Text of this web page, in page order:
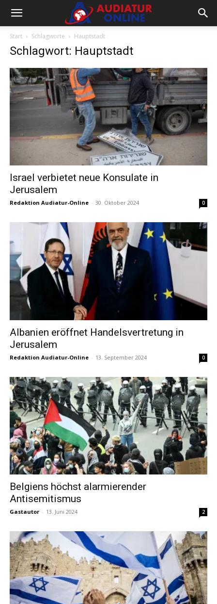
Start Schlagworte Hauptstadt
Schlagwort: Hauptstadt
Israel verbietet neue Konsulate in
Jerusalem
Redaktion Audiatur-Online - 30. Oktober 2024 0
Albanien eröffnet Handelsvertretung in
Jerusalem
Redaktion Audiatur-Online - 13. September 2024 0
Belgiens höchst alarmierender
Antisemitismus
Gastautor - 13. Juni 2024 2